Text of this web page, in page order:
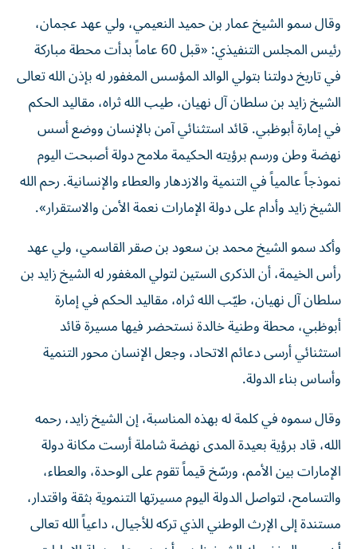
وقال سمو الشيخ عمار بن حميد النعيمي، ولي عهد عجمان،
رئيس المجلس التنفيذي: «قبل 60 عاماً بدأت محطة مباركة
في تاريخ دولتنا بتولي الوالد المؤسس المغفور له بإذن الله تعالى
الشيخ زايد بن سلطان آل نهيان، طيب الله ثراه، مقاليد الحكم
في إمارة أبوظبي. قائد استثنائي آمن بالإنسان ووضع أسس
نهضة وطن ورسم برؤيته الحكيمة ملامح دولة أصبحت اليوم
نموذجاً عالمياً في التنمية والازدهار والعطاء والإنسانية. رحم الله
الشيخ زايد وأدام على دولة الإمارات نعمة الأمن والاستقرار».
وأكد سمو الشيخ محمد بن سعود بن صقر القاسمي، ولي عهد
رأس الخيمة، أن الذكرى الستين لتولي المغفور له الشيخ زايد بن
سلطان آل نهيان، طيّب الله ثراه، مقاليد الحكم في إمارة
أبوظبي، محطة وطنية خالدة نستحضر فيها مسيرة قائد
استثنائي أرسى دعائم الاتحاد، وجعل الإنسان محور التنمية
وأساس بناء الدولة.
وقال سموه في كلمة له بهذه المناسبة، إن الشيخ زايد، رحمه
الله، قاد برؤية بعيدة المدى نهضة شاملة أرست مكانة دولة
الإمارات بين الأمم، ورسّخ قيماً تقوم على الوحدة، والعطاء،
والتسامح، لتواصل الدولة اليوم مسيرتها التنموية بثقة واقتدار،
مستندة إلى الإرث الوطني الذي تركه للأجيال، داعياً الله تعالى